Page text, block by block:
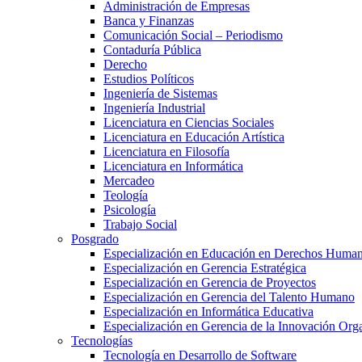
Administración de Empresas
Banca y Finanzas
Comunicación Social – Periodismo
Contaduría Pública
Derecho
Estudios Políticos
Ingeniería de Sistemas
Ingeniería Industrial
Licenciatura en Ciencias Sociales
Licenciatura en Educación Artística
Licenciatura en Filosofía
Licenciatura en Informática
Mercadeo
Teología
Psicología
Trabajo Social
Posgrado
Especialización en Educación en Derechos
Especialización en Gerencia Estratégica
Especialización en Gerencia de Proyectos
Especialización en Gerencia del Talento Humano
Especialización en Informática Educativa
Especialización en Gerencia de la Innovación
Tecnologías
Tecnología en Desarrollo de Software